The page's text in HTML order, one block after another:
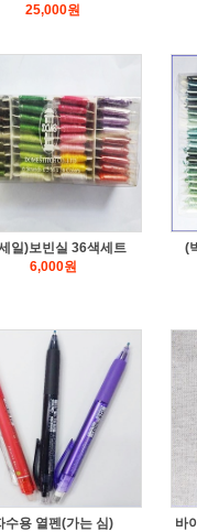
25,000원
일)보빈실 36색세트
6,000원
(
수용 열펜(가는 심)
바